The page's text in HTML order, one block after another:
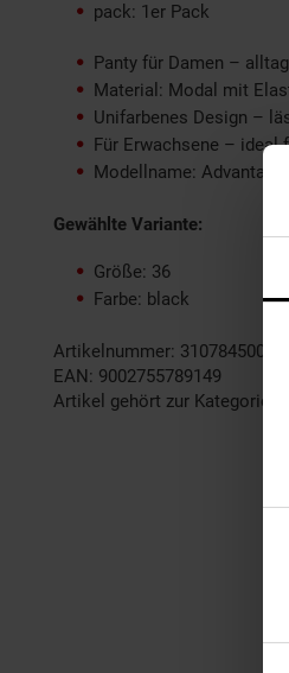
pack: 1er Pack
Panty für Damen –
Material: Modal mit
Unifarbenes Design –
Für Erwachsene – ideal
Modellname:
Gewählte Variante:
Größe: 36
Farbe: black
Artikelnummer: 3107845000
EAN: 9002755789149
Artikel gehört zur Kategorie: